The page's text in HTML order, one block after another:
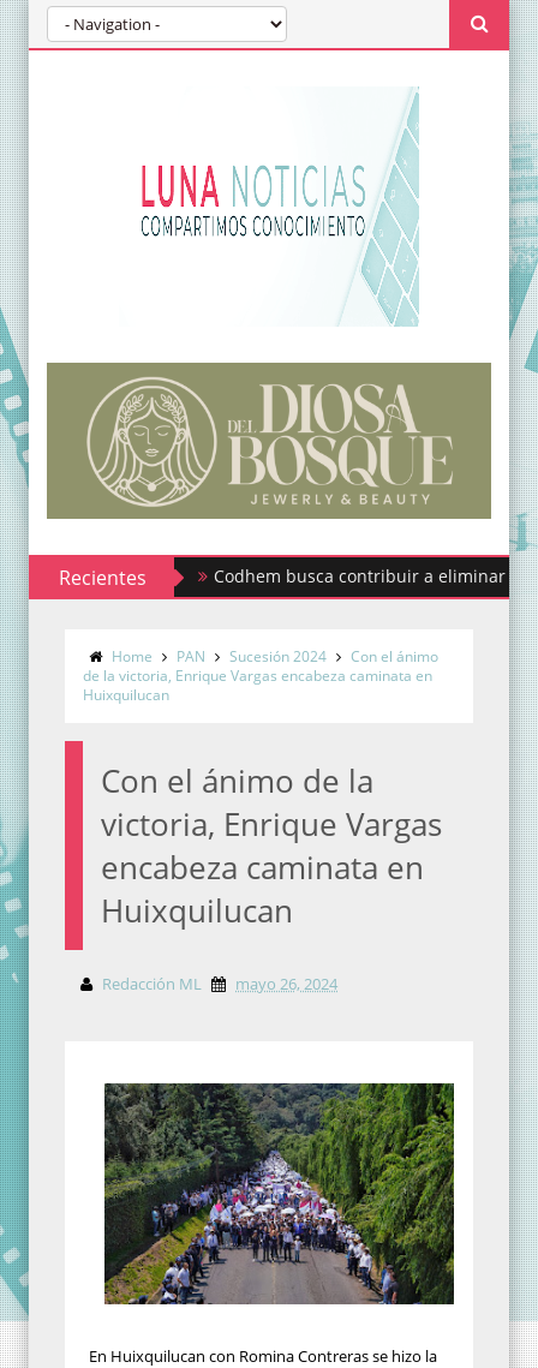
RecientesCodhem busca contribuir a eliminar los
Home PAN Sucesión 2024
Con el ánimo
de la victoria, Enrique Vargas encabeza caminata en
Huixquilucan
Con el ánimo de la
victoria, Enrique Vargas
encabeza caminata en
Huixquilucan
Redacción ML mayo 26, 2024
En Huixquilucan con Romina Contreras se hizo la